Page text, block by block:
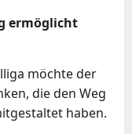
ermöglicht
möchte der
die den Weg
haben.